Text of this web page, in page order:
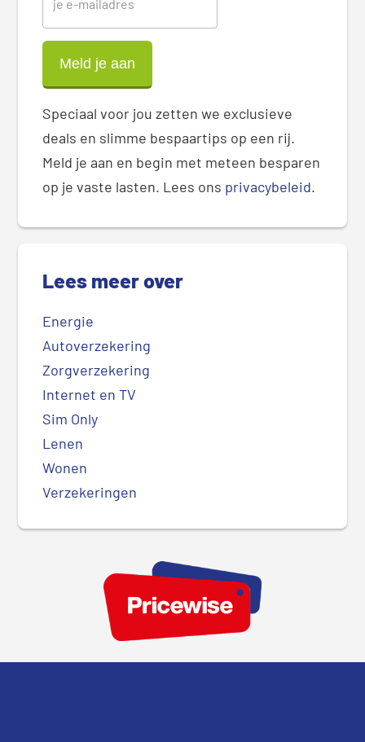
Speciaal voor jou zetten we exclusieve
deals en slimme bespaartips op een rij.
Meld je aan en begin met meteen besparen
op je vaste lasten. Lees ons privacybeleid.
Lees meer over
Energie
Autoverzekering
Zorgverzekering
Internet en TV
Sim Only
Lenen
Wonen
Verzekeringen